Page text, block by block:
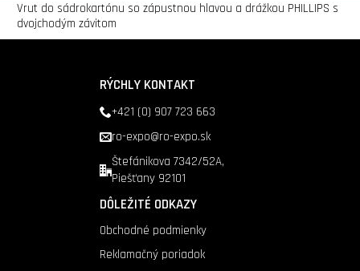
Vrut do sádrokartónu so zápustnou hlavou a drážkou PHILLIPS s
dvojchodým závitom
RÝCHLY KONTAKT
+421 (0) 907 723 663
ro-expo@ro-expo.sk
Štefánikova 7342/52A,
Piešťany 92101
DÔLEŽITÉ ODKAZY
Obchodné podmienky
Reklamačný poriadok